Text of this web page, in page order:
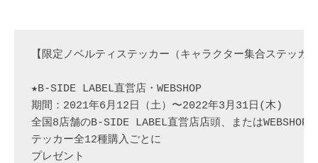
【限定ノベルティステッカー（キャラクター集合ステッカ
★B-SIDE LABEL直営店・WEBSHOP
期間：2021年6月12日（土）〜2022年3月31日(木)
全国8店舗のB-SIDE LABEL直営店店頭、またはWEBSHOP
テッカー全12種購入ごと に
プレゼント